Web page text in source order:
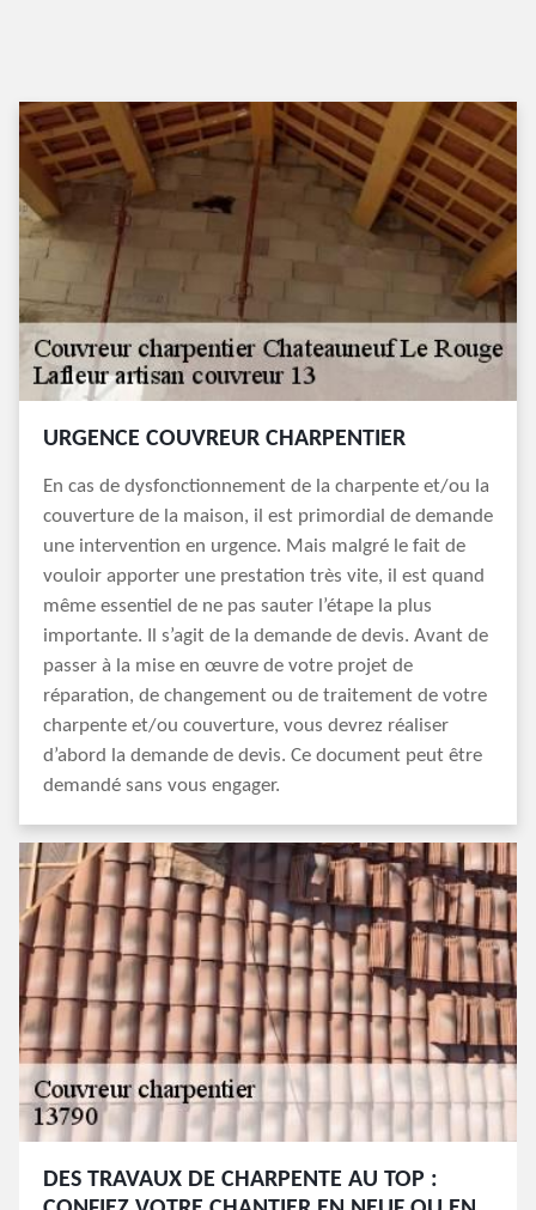
URGENCE COUVREUR CHARPENTIER
En cas de dysfonctionnement de la charpente et/ou la
couverture de la maison, il est primordial de demande
une intervention en urgence. Mais malgré le fait de
vouloir apporter une prestation très vite, il est quand
même essentiel de ne pas sauter l’étape la plus
importante. Il s’agit de la demande de devis. Avant de
passer à la mise en œuvre de votre projet de
réparation, de changement ou de traitement de votre
charpente et/ou couverture, vous devrez réaliser
d’abord la demande de devis. Ce document peut être
demandé sans vous engager.
DES TRAVAUX DE CHARPENTE AU TOP :